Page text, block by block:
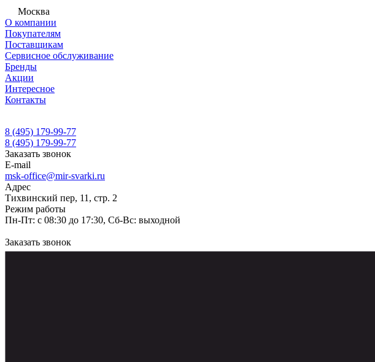
Москва
О компании
Покупателям
Поставщикам
Сервисное обслуживание
Бренды
Акции
Интересное
Контакты
8 (495) 179-99-77
8 (495) 179-99-77
Заказать звонок
E-mail
msk-office@mir-svarki.ru
Адрес
Тихвинский пер, 11, стр. 2
Режим работы
Пн-Пт: с 08:30 до 17:30, Сб-Вс: выходной
Заказать звонок